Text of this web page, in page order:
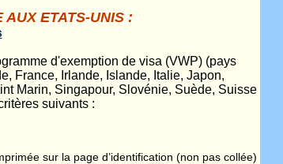
ETATS-UNIS :
d'exemption de visa (VWP) (pays
France, Irlande, Islande, Italie, Japon,
Marin, Singapour, Slovénie, Suède, Suisse
suivants :
sur la page d’identification (non pas collée)